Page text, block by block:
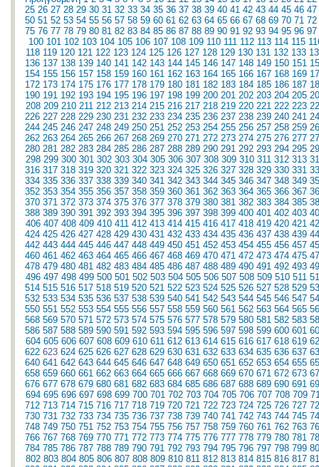
25 26 27 28 29 30 31 32 33 34 35 36 37 38 39 40 41 42 43 44 45 46 47
50 51 52 53 54 55 56 57 58 59 60 61 62 63 64 65 66 67 68 69 70 71 72
75 76 77 78 79 80 81 82 83 84 85 86 87 88 89 90 91 92 93 94 95 96 97
100 101 102 103 104 105 106 107 108 109 110 111 112 113 114 115
118 119 120 121 122 123 124 125 126 127 128 129 130 131 132 133
136 137 138 139 140 141 142 143 144 145 146 147 148 149 150 151
154 155 156 157 158 159 160 161 162 163 164 165 166 167 168 169
172 173 174 175 176 177 178 179 180 181 182 183 184 185 186 187
190 191 192 193 194 195 196 197 198 199 200 201 202 203 204 205
208 209 210 211 212 213 214 215 216 217 218 219 220 221 222 223
226 227 228 229 230 231 232 233 234 235 236 237 238 239 240 241
244 245 246 247 248 249 250 251 252 253 254 255 256 257 258 259
262 263 264 265 266 267 268 269 270 271 272 273 274 275 276 277
280 281 282 283 284 285 286 287 288 289 290 291 292 293 294 295
298 299 300 301 302 303 304 305 306 307 308 309 310 311 312 313
316 317 318 319 320 321 322 323 324 325 326 327 328 329 330 331
334 335 336 337 338 339 340 341 342 343 344 345 346 347 348 349
352 353 354 355 356 357 358 359 360 361 362 363 364 365 366 367
370 371 372 373 374 375 376 377 378 379 380 381 382 383 384 385
388 389 390 391 392 393 394 395 396 397 398 399 400 401 402 403
406 407 408 409 410 411 412 413 414 415 416 417 418 419 420 421
424 425 426 427 428 429 430 431 432 433 434 435 436 437 438 439
442 443 444 445 446 447 448 449 450 451 452 453 454 455 456 457
460 461 462 463 464 465 466 467 468 469 470 471 472 473 474 475
478 479 480 481 482 483 484 485 486 487 488 489 490 491 492 493
496 497 498 499 500 501 502 503 504 505 506 507 508 509 510 511
514 515 516 517 518 519 520 521 522 523 524 525 526 527 528 529
532 533 534 535 536 537 538 539 540 541 542 543 544 545 546 547
550 551 552 553 554 555 556 557 558 559 560 561 562 563 564 565
568 569 570 571 572 573 574 575 576 577 578 579 580 581 582 583
586 587 588 589 590 591 592 593 594 595 596 597 598 599 600 601
604 605 606 607 608 609 610 611 612 613 614 615 616 617 618 619
622 623 624 625 626 627 628 629 630 631 632 633 634 635 636 637
640 641 642 643 644 645 646 647 648 649 650 651 652 653 654 655
658 659 660 661 662 663 664 665 666 667 668 669 670 671 672 673
676 677 678 679 680 681 682 683 684 685 686 687 688 689 690 691
694 695 696 697 698 699 700 701 702 703 704 705 706 707 708 709
712 713 714 715 716 717 718 719 720 721 722 723 724 725 726 727
730 731 732 733 734 735 736 737 738 739 740 741 742 743 744 745
748 749 750 751 752 753 754 755 756 757 758 759 760 761 762 763
766 767 768 769 770 771 772 773 774 775 776 777 778 779 780 781
784 785 786 787 788 789 790 791 792 793 794 795 796 797 798 799
802 803 804 805 806 807 808 809 810 811 812 813 814 815 816 817